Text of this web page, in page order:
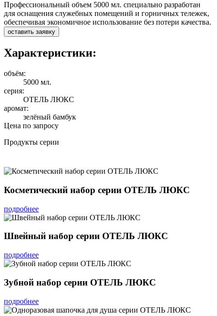
Профессиональный объем 5000 мл. специально разработан
для оснащения служебных помещений и горничных тележек,
обеспечивая экономичное использование без потери качества.
оставить заявку
Характеристики:
объём:
5000 мл.
серия:
ОТЕЛЬ ЛЮКС
аромат:
зелёный бамбук
Цена по запросу
Продукты серии
Косметический набор серии ОТЕЛЬ ЛЮКС
подробнее
Швейный набор серии ОТЕЛЬ ЛЮКС
подробнее
Зубной набор серии ОТЕЛЬ ЛЮКС
подробнее